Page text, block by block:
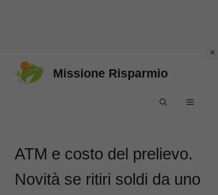
Missione Risparmio
Menu
ATM e costo del prelievo.
Novità se ritiri soldi da uno